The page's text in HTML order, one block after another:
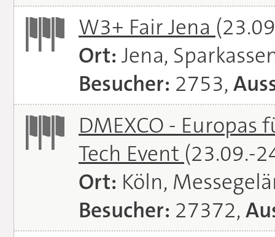
W3+ Fair Jena
Ort: Jena,
Besucher: 2753,
DMEXCO -
Tech Event (23.09.-
Ort: Köln,
Besucher: 27372,